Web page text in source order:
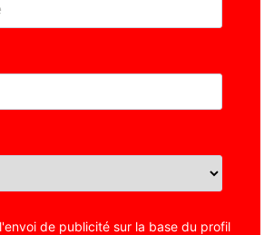
de publicité sur la base du profil